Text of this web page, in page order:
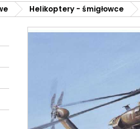
Helikoptery - śmigłowce